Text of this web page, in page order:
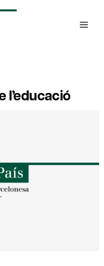
l’educació